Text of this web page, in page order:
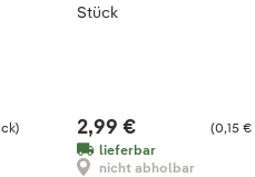
Stück
(0,15
2,99 €
lieferbar
nicht abholbar